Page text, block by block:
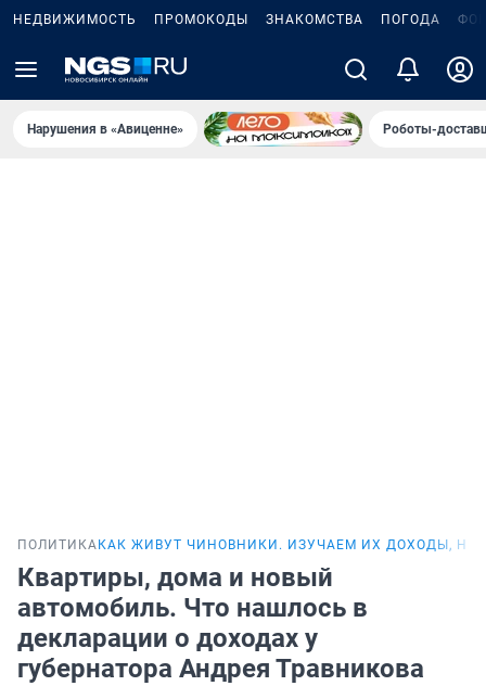
НЕДВИЖИМОСТЬ ПРОМОКОДЫ ЗНАКОМСТВА ПОГОДА
Нарушения в «Авиценне» Роботы-
ПОЛИТИКА КАК ЖИВУТ ЧИНОВНИКИ. ИЗУЧАЕМ ИХ ДОХОДЫ,
Квартиры, дома и новый
автомобиль. Что нашлось в
декларации о доходах у
губернатора Андрея Травникова